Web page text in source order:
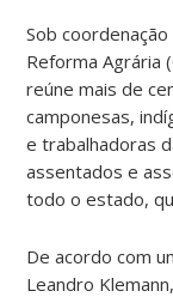
Sob
Reforma Agrária
reúne mais de
camponesas,
e trabalhadoras
assentados e
todo o estado,
De acordo com
Leandro